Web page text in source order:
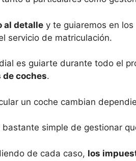
al detalle y te guiaremos en
servicio de matriculación.
es guiarte durante todo el
coches.
un coche cambian
simple de gestionar
de cada caso, los